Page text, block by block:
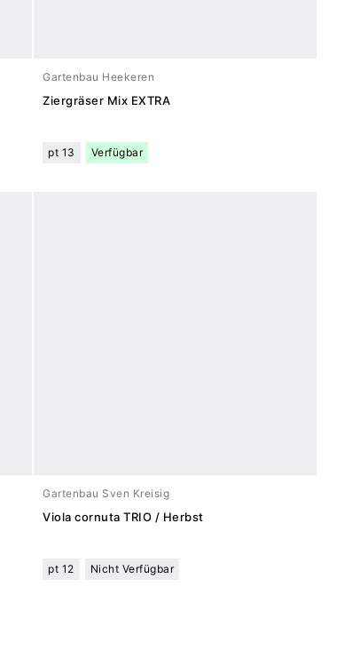
Gartenbau Heekeren
Ziergräser Mix EXTRA
pt 13 Verfügbar
Gartenbau Sven Kreisig
Viola cornuta TRIO / Herbst
pt 12 Nicht Verfügbar